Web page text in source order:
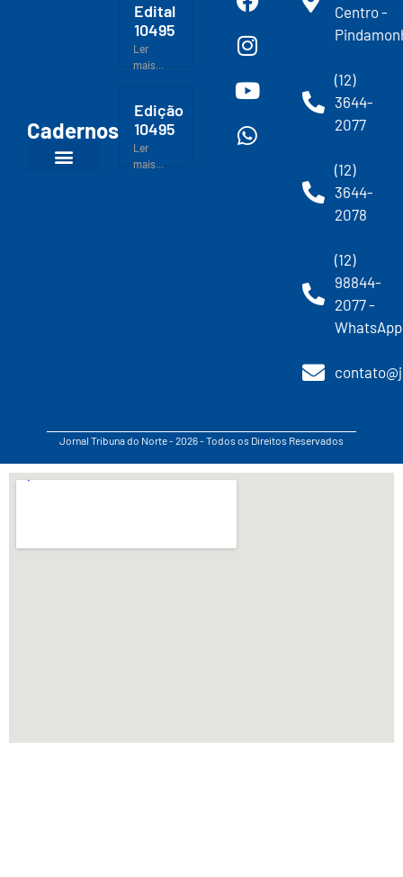
Cadernos
Edital
10495
Ler
mais...
Edição
10495
Ler
mais...
Centro -
(12)
3644-
2077
(12)
3644-
2078
(12)
98844-
2077 -
WhatsApp
Jornal Tribuna do Norte - 2026 - Todos os Direitos Reservados